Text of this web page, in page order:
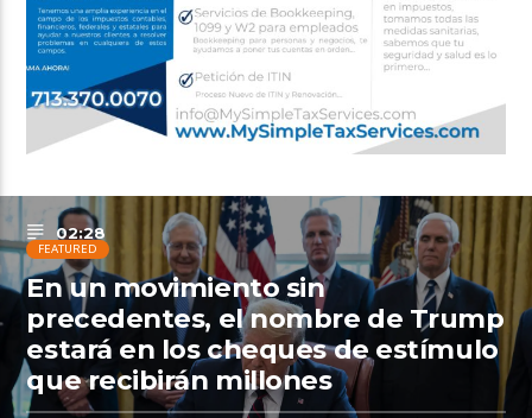
02:28
FEATURED
En un movimiento sin
precedentes, el nombre de Trump
estará en los cheques de estímulo
que recibirán millones